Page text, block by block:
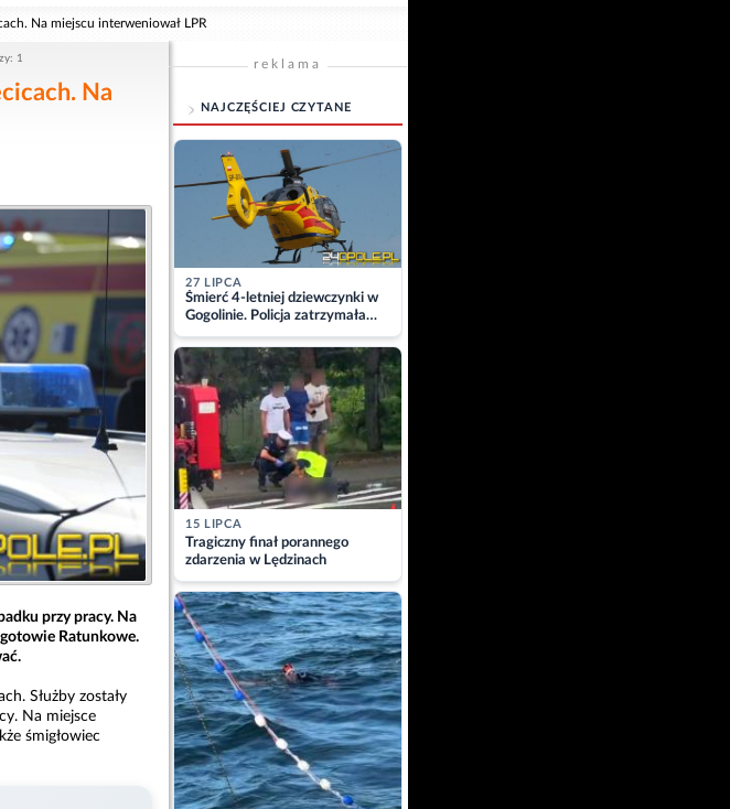
Na miejscu interweniował LPR
1
Na
przy pracy. Na
Ratunkowe.
Służby zostały
Na miejsce
śmigłowiec
reklama
NAJCZĘŚCIEJ CZYTANE
27 LIPCA
Śmierć 4-letniej dziewczynki w
Gogolinie. Policja zatrzymała
matkę
15 LIPCA
Tragiczny finał porannego
zdarzenia w Lędzinach